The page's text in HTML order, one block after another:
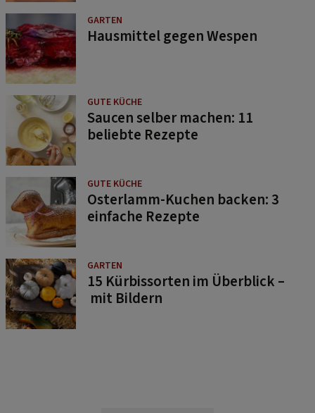
GARTEN
Hausmittel gegen Wespen
GUTE KÜCHE
Saucen selber machen: 11
beliebte Rezepte
GUTE KÜCHE
Osterlamm-Kuchen backen: 3
einfache Rezepte
GARTEN
15 Kürbissorten im Überblick –
mit Bildern